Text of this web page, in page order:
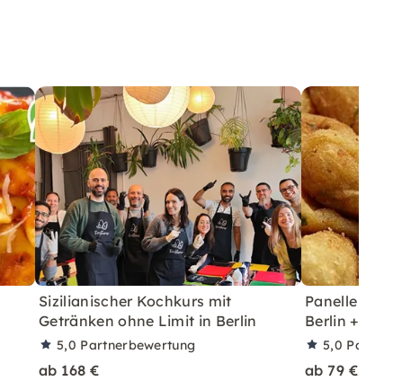
Sizilianischer Kochkurs mit
Getränken ohne Limit in Berlin
5,0 Partnerbewertung
ab 168 €
Panelle &
Berlin +
5,0
ab 79 €